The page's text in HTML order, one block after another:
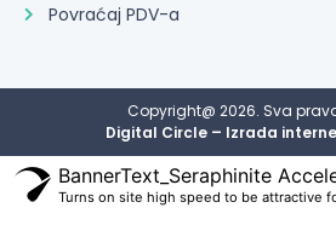
Povraćaj PDV-a
Copyright@ 2026. Sva
Digital Circle – Izrada
BannerText_Seraphinite
Turns on site high speed to be attractive